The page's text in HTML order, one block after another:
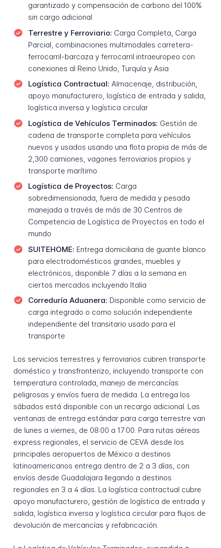
garantizado y compensación de carbono del 100%
sin cargo adicional
Terrestre y Ferroviario: Carga Completa, Carga
Parcial, combinaciones multimodales carretera-
ferrocarril-barcaza y ferrocarril intraeuropeo con
conexiones al Reino Unido, Turquía y Asia
Logística Contractual: Almacenaje, distribución,
apoyo manufacturero, logística de entrada y salida,
logística inversa y logística circular
Logística de Vehículos Terminados: Gestión de
cadena de transporte completa para vehículos
nuevos y usados usando una flota propia de más de
2,300 camiones, vagones ferroviarios propios y
transporte marítimo
Logística de Proyectos: Carga
sobredimensionada, fuera de medida y pesada
manejada a través de más de 30 Centros de
Competencia de Logística de Proyectos en todo el
mundo
SUITEHOME: Entrega domiciliaria de guante blanco
para electrodomésticos grandes, muebles y
electrónicos, disponible 7 días a la semana en
ciertos mercados incluyendo Italia
Correduría Aduanera: Disponible como servicio de
carga integrado o como solución independiente
independiente del transitario usado para el
transporte
Los servicios terrestres y ferroviarios cubren transporte
doméstico y transfronterizo, incluyendo transporte con
temperatura controlada, manejo de mercancías
peligrosas y envíos fuera de medida. La entrega los
sábados está disponible con un recargo adicional. Las
ventanas de entrega estándar para carga terrestre van
de lunes a viernes, de 08:00 a 17:00. Para rutas aéreas
express regionales, el servicio de CEVA desde los
principales aeropuertos de México a destinos
latinoamericanos entrega dentro de 2 a 3 días, con
envíos desde Guadalajara llegando a destinos
regionales en 3 a 4 días. La logística contractual cubre
apoyo manufacturero, gestión de logística de entrada y
salida, logística inversa y logística circular para flujos de
devolución de mercancías y refabricación.